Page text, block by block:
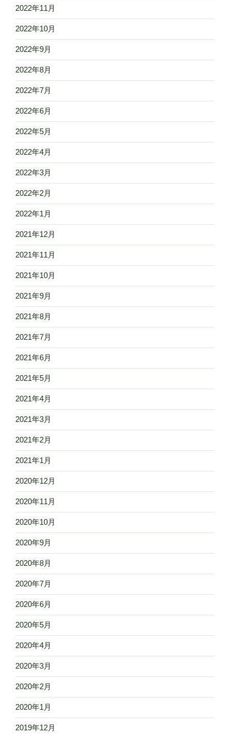
2022年11月
2022年10月
2022年9月
2022年8月
2022年7月
2022年6月
2022年5月
2022年4月
2022年3月
2022年2月
2022年1月
2021年12月
2021年11月
2021年10月
2021年9月
2021年8月
2021年7月
2021年6月
2021年5月
2021年4月
2021年3月
2021年2月
2021年1月
2020年12月
2020年11月
2020年10月
2020年9月
2020年8月
2020年7月
2020年6月
2020年5月
2020年4月
2020年3月
2020年2月
2020年1月
2019年12月